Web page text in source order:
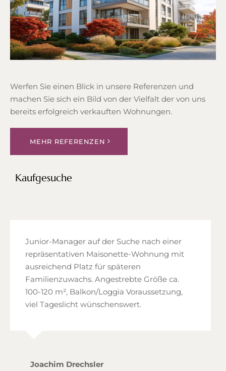
Werfen Sie einen Blick in unsere Referenzen und
machen Sie sich ein Bild von der Vielfalt der von uns
bereits erfolgreich verkauften Wohnungen.
MEHR REFERENZEN
Kaufgesuche
Junior-Manager auf der Suche nach einer
repräsentativen Maisonette-Wohnung mit
ausreichend Platz für späteren
Familienzuwachs. Angestrebte Größe ca.
100-120 m², Balkon/Loggia Voraussetzung,
viel Tageslicht wünschenswert.
Joachim Drechsler